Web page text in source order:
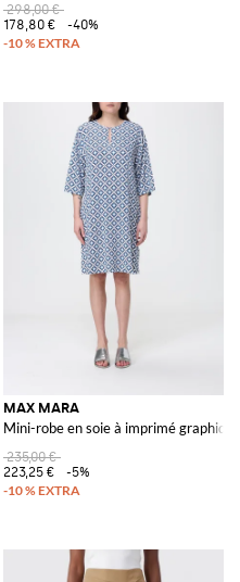
298,00 €
178,80 €
-40%
MAX MARA
Mini-robe en soie à imprimé graphique
235,00 €
223,25 €
-5%